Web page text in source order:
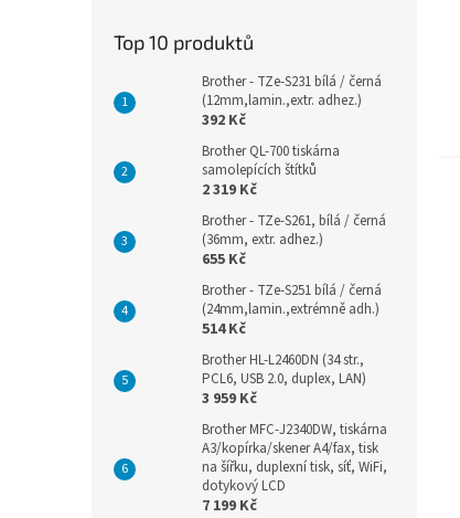
Top 10 produktů
Brother - TZe-S231 bílá / černá
(12mm,lamin.,extr. adhez.)
392 Kč
Brother QL-700 tiskárna
samolepících štítků
2 319 Kč
Brother - TZe-S261, bílá / černá
(36mm, extr. adhez.)
655 Kč
Brother - TZe-S251 bílá / černá
(24mm,lamin.,extrémně adh.)
514 Kč
Brother HL-L2460DN (34 str.,
PCL6, USB 2.0, duplex, LAN)
3 959 Kč
Brother MFC-J2340DW, tiskárna
A3/kopírka/skener A4/fax, tisk
na šířku, duplexní tisk, síť, WiFi,
dotykový LCD
7 199 Kč